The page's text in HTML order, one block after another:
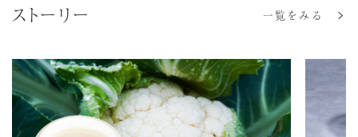
ストーリー 一覧をみる